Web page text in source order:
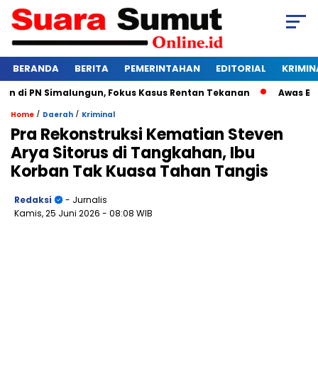
BERANDA BERITA PEMERINTAHAN EDITORIAL
Simalungun, Fokus Kasus Rentan Tekanan Awas
Home / Daerah / Kriminal
Pra Rekonstruksi Kematian Steven
Arya Sitorus di Tangkahan, Ibu
Korban Tak Kuasa Tahan Tangis
Redaksi
- Jurnalis
Kamis, 25 Juni 2026 - 08:08 WIB